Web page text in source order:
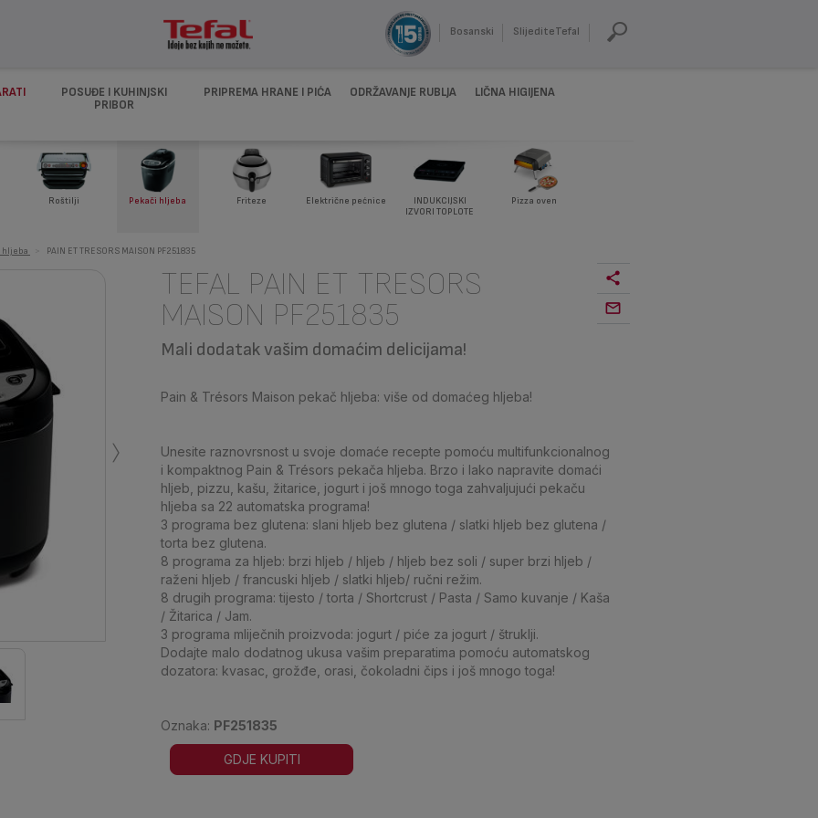
Bosanski SlijediteTefal
POSUĐE I KUHINJSKI
PRIBOR
PRIPREMA HRANE I PIĆA ODRŽAVANJE RUBLJA LIČNA HIGIJENA
Roštilji Pekači hljeba Friteze Električne pećnice
INDUKCIJSKI
IZVORI TOPLOTE
Pizza oven
hljeba PAIN ET TRESORS MAISON PF251835
›
TEFAL PAIN ET TRESORS
MAISON PF251835
Mali dodatak vašim domaćim delicijama!
Pain & Trésors Maison pekač hljeba: više od domaćeg hljeba!
Unesite raznovrsnost u svoje domaće recepte pomoću multifunkcionalnog
i kompaktnog Pain & Trésors pekača hljeba. Brzo i lako napravite domaći
hljeb, pizzu, kašu, žitarice, jogurt i još mnogo toga zahvaljujući pekaču
hljeba sa 22 automatska programa!
3 programa bez glutena: slani hljeb bez glutena / slatki hljeb bez glutena /
torta bez glutena.
8 programa za hljeb: brzi hljeb / hljeb / hljeb bez soli / super brzi hljeb /
raženi hljeb / francuski hljeb / slatki hljeb/ ručni režim.
8 drugih programa: tijesto / torta / Shortcrust / Pasta / Samo kuvanje / Kaša
/ Žitarica / Jam.
3 programa mliječnih proizvoda: jogurt / piće za jogurt / štruklji.
Dodajte malo dodatnog ukusa vašim preparatima pomoću automatskog
dozatora: kvasac, grožđe, orasi, čokoladni čips i još mnogo toga!
Oznaka: PF251835
GDJE KUPITI